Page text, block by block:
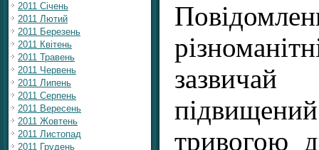
2011 Січень
2011 Лютий
2011 Березень
2011 Квітень
2011 Травень
2011 Червень
2011 Липень
2011 Серпень
2011 Вересень
2011 Жовтень
2011 Листопад
2011 Грудень
тривогою